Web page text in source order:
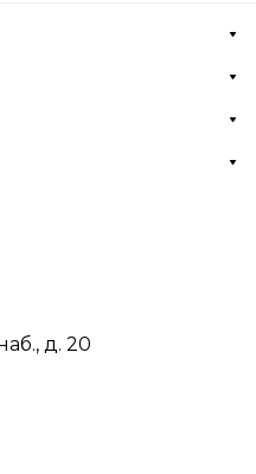
д. 20